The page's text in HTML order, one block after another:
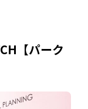
【パーク